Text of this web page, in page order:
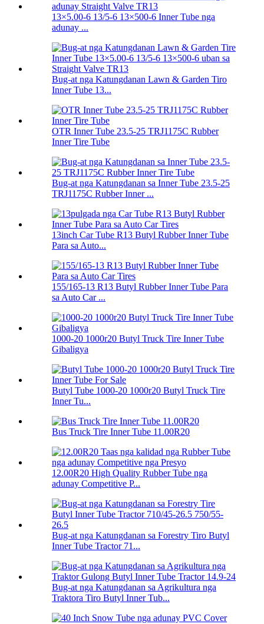
13×5.00-6 13/5-6 13×500-6 Inner Tube nga
adunay ...
Bug-at nga Katungdanan Lawn & Garden Tiro
Inner Tube 13...
OTR Inner Tube 23.5-25 TRJ1175C Rubber
Inner Tire Tube
Bug-at nga Katungdanan sa Inner Tube 23.5-25
TRJ1175C Rubber Inner ...
13inch Car Tube R13 Butyl Rubber Inner Tube
Para sa Auto...
155/165-13 R13 Butyl Rubber Inner Tube Para
sa Auto Car ...
1000-20 1000r20 Butyl Truck Tire Inner Tube
Gibaligya
Butyl Tube 1000-20 1000r20 Butyl Truck Tire
Inner Tu...
Bus Truck Tire Inner Tube 11.00R20
12.00R20 High Quality Rubber Tube nga
adunay Competitive P...
Bug-at nga Katungdanan sa Forestry Tiro Butyl
Inner Tube Tractor 71...
Bug-at nga Katungdanan sa Agrikultura nga
Traktora Tiro Butyl Inner Tub...